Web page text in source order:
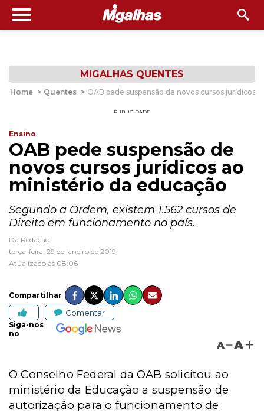
MIGALHAS QUENTES
Home > Quentes > OAB pede suspensão de novos cursos jurídicos
PUBLICIDADE
Ensino
OAB pede suspensão de
novos cursos jurídicos ao
ministério da educação
Segundo a Ordem, existem 1.562 cursos de
Direito em funcionamento no país.
Da Redação
terça-feira, 29 de janeiro de 2019
Atualizado às 08:06
Compartilhar
Comentar
Siga-nos
no
A A
O Conselho Federal da OAB solicitou ao
ministério da Educação a suspensão de
autorização para o funcionamento de